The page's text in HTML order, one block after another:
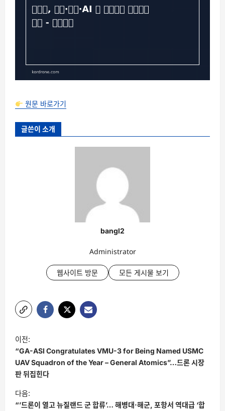
원문 바로가기
글쓴이 소개
bangl2
Administrator
웹사이트 방문 모든 게시물 보기
글
탐
색
이전:
“GA-ASI Congratulates VMU-3 for Being Named USMC
UAV Squadron of the Year – General Atomics”…드론 시장
판 뒤집힌다
다음:
“’드론이 열고 뉴질랜드 군 합류’… 해병대·해군, 포항서 역대급 ‘합